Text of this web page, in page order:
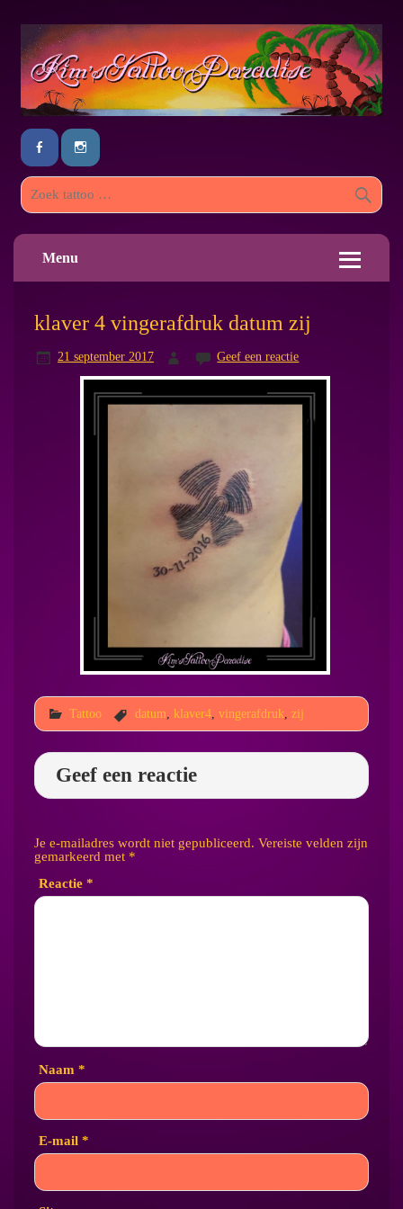
Menu
klaver 4 vingerafdruk datum zij
21 september 2017 Geef een reactie
Tattoo datum klaver4, vingerafdruk zij
Geef een reactie
Je e-mailadres wordt niet gepubliceerd. Vereiste velden zijn
gemarkeerd met *
Reactie *
Naam *
E-mail *